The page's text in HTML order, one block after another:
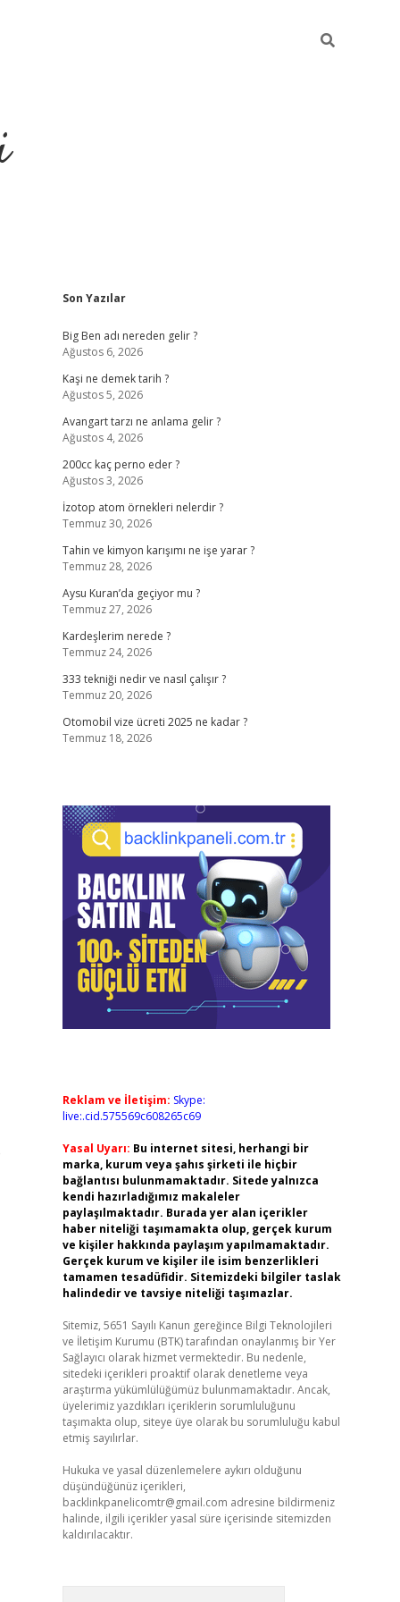
Sidebar
Son Yazılar
Big Ben adı nereden gelir ?
Ağustos 6, 2026
Kaşi ne demek tarih ?
Ağustos 5, 2026
Avangart tarzı ne anlama gelir ?
Ağustos 4, 2026
200cc kaç perno eder ?
Ağustos 3, 2026
İzotop atom örnekleri nelerdir ?
Temmuz 30, 2026
Tahin ve kimyon karışımı ne işe yarar ?
Temmuz 28, 2026
Aysu Kuran’da geçiyor mu ?
Temmuz 27, 2026
Kardeşlerim nerede ?
Temmuz 24, 2026
333 tekniği nedir ve nasıl çalışır ?
Temmuz 20, 2026
Otomobil vize ücreti 2025 ne kadar ?
Temmuz 18, 2026
Reklam ve İletişim: Skype:
live:.cid.575569c608265c69
Yasal Uyarı: Bu internet sitesi, herhangi bir
marka, kurum veya şahıs şirketi ile hiçbir
bağlantısı bulunmamaktadır. Sitede yalnızca
kendi hazırladığımız makaleler
paylaşılmaktadır. Burada yer alan içerikler
haber niteliği taşımamakta olup, gerçek kurum
ve kişiler hakkında paylaşım yapılmamaktadır.
Gerçek kurum ve kişiler ile isim benzerlikleri
tamamen tesadüfidir. Sitemizdeki bilgiler taslak
halindedir ve tavsiye niteliği taşımazlar.
Sitemiz, 5651 Sayılı Kanun gereğince Bilgi Teknolojileri
ve İletişim Kurumu (BTK) tarafından onaylanmış bir Yer
Sağlayıcı olarak hizmet vermektedir. Bu nedenle,
sitedeki içerikleri proaktif olarak denetleme veya
araştırma yükümlülüğümüz bulunmamaktadır. Ancak,
üyelerimiz yazdıkları içeriklerin sorumluluğunu
taşımakta olup, siteye üye olarak bu sorumluluğu kabul
etmiş sayılırlar.
Hukuka ve yasal düzenlemelere aykırı olduğunu
düşündüğünüz içerikleri,
backlinkpanelicomtr@gmail.com adresine bildirmeniz
halinde, ilgili içerikler yasal süre içerisinde sitemizden
kaldırılacaktır.